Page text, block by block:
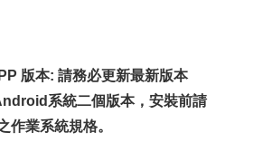
版本: 請務必更新最新版本
系統二個版本，安裝前請
作業系統規格。